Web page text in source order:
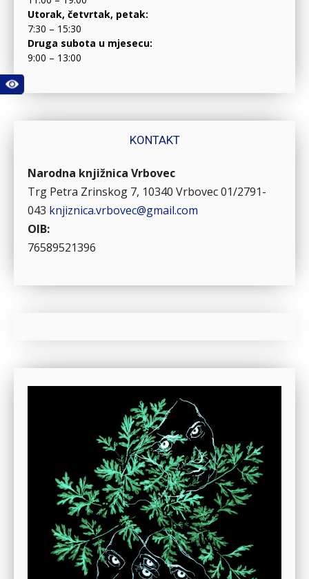
Utorak, četvrtak, petak:
7:30 – 15:30
Druga subota u mjesecu:
9:00 – 13:00
KONTAKT
Narodna knjižnica Vrbovec
Trg Petra Zrinskog 7, 10340 Vrbovec01/2791-
043 knjiznica.vrbovec@gmail.com
OIB:
76589521396